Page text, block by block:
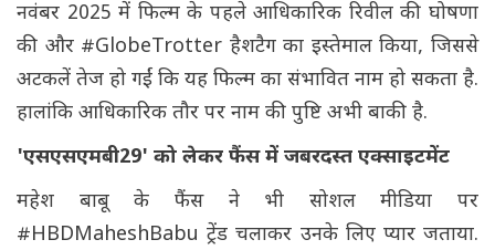
नवंबर 2025 में फिल्म के पहले आधिकारिक रिवील की घोषणा
की और #GlobeTrotter हैशटैग का इस्तेमाल किया, जिससे
अटकलें तेज हो गईं कि यह फिल्म का संभावित नाम हो सकता है.
हालांकि आधिकारिक तौर पर नाम की पुष्टि अभी बाकी है.
'एसएसएमबी29' को लेकर फैंस में जबरदस्त एक्साइटमेंट
महेश बाबू के फैंस ने भी सोशल मीडिया पर
#HBDMaheshBabu ट्रेंड चलाकर उनके लिए प्यार जताया.